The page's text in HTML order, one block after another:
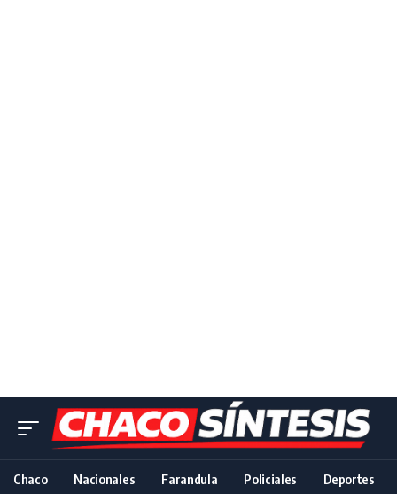
Chaco Nacionales Farandula Policiales Deportes